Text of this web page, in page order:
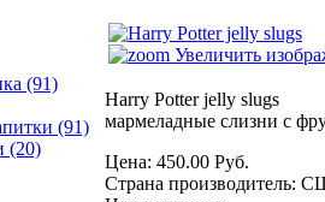
(91)
(91)
(20)
Увеличить
Harry Potter jelly slugs
мармеладные слизни с
Цена: 450.00 Руб.
Страна производитель: